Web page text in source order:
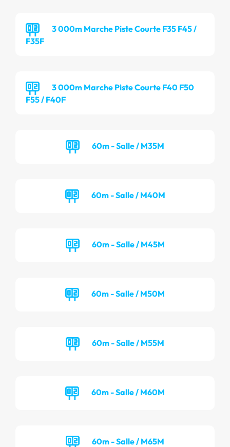
3 000m Marche Piste Courte F35 F45 /
F35F
3 000m Marche Piste Courte F40 F50
F55 / F40F
60m - Salle / M35M
60m - Salle / M40M
60m - Salle / M45M
60m - Salle / M50M
60m - Salle / M55M
60m - Salle / M60M
60m - Salle / M65M